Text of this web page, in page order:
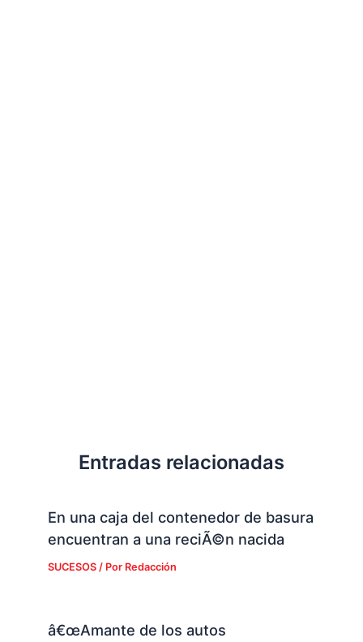
Entradas relacionadas
En una caja del contenedor de basura
encuentran a una reciÃ©n nacida
SUCESOS/ Por Redacción
â€œAmante de los autos